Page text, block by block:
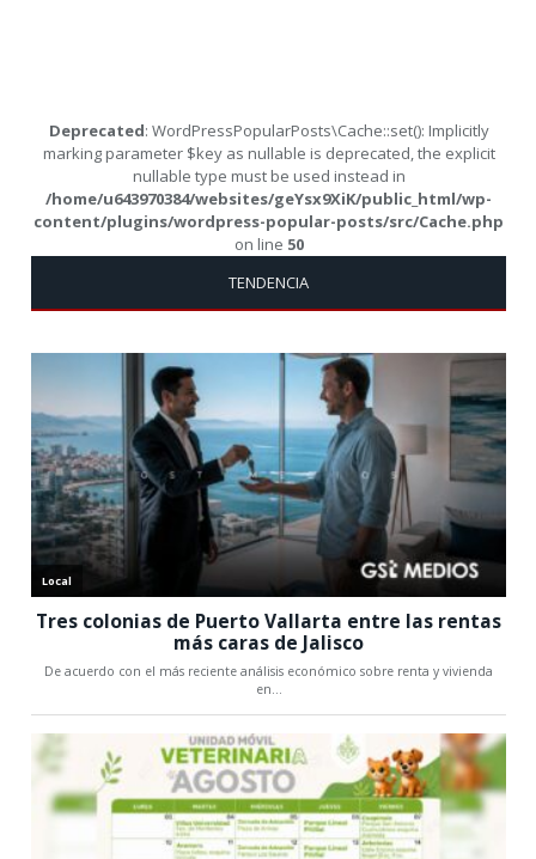
Deprecated: WordPressPopularPosts\Cache::set(): Implicitly
marking parameter $key as nullable is deprecated, the explicit
nullable type must be used instead in
/home/u643970384/websites/geYsx9XiK/public_html/wp-
content/plugins/wordpress-popular-posts/src/Cache.php
on line 50
TENDENCIA